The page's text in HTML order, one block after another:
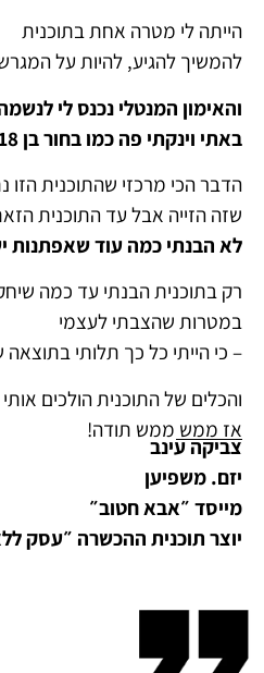
הייתה לי מטרה אחת בתוכנית
להמשיך להגיע, להיות על
והאימון המנטלי נכנס לי
באתי וינקתי פה כמו בחור בן 18 שרק רוצה ללמוד
הדבר הכי מרכזי שהתוכנית הזו
שזה הזייה אבל עד התוכנית
לא הבנתי כמה עוד שאפתנות
רק בתוכנית הבנתי עד כמה
במטרות שהצבתי לעצמי
– כי הייתי כל כך תלותי בתוצאה
והכלים של התוכנית הולכים אותי
אז ממש ממש תודה!
צביקה עינב
יזם. משפיען
מייסד ״אבא חטוב״
יוצר תוכנית ההכשרה ״עסק